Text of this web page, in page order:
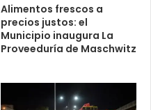
Alimentos frescos a
precios justos: el
Municipio inaugura La
Proveeduría de Maschwitz